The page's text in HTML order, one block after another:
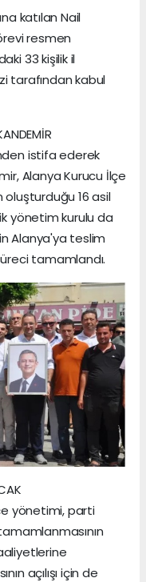
katılan Nail
resmen
33 kişilik il
tarafından kabul
istifa ederek
Alanya Kurucu İlçe
oluşturduğu 16 asil
yönetim kurulu da
Alanya'ya teslim
tamamlandı.
yönetimi, parti
açılışı için de